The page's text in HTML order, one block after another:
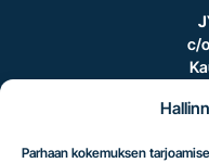
Parhaan kokemuksen
c/